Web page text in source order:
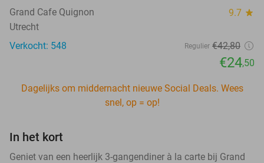
Grand Cafe Quignon 9.7 star
Utrecht
Verkocht: 548
Regulier €42,80
€24,50
Dagelijks om middernacht nieuwe Social Deals. Wees
snel, op = op!
In het kort
Geniet van een heerlijk 3-gangendiner à la carte bij Grand